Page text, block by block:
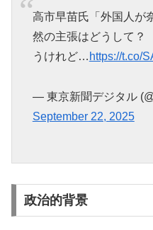
高市早苗氏「外国人
然の主張はどうして
うけれど… https://t.co/
— 東京新聞デジタル
September 22, 2025
政治的背景